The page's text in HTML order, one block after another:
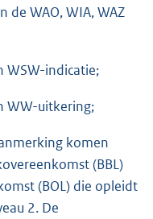
de WAO, WIA, WAZ
WSW-indicatie;
WW-uitkering;
komen
(BBL)
(BOL) die opleidt
2. De